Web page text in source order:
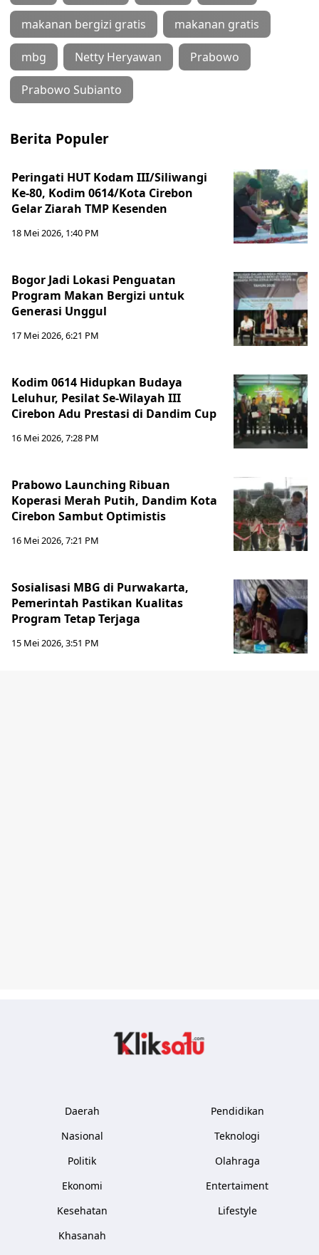
makanan bergizi gratis makanan gratis
mbg Netty Heryawan Prabowo
Prabowo Subianto
Berita Populer
Peringati HUT Kodam III/Siliwangi
Ke-80, Kodim 0614/Kota Cirebon
Gelar Ziarah TMP Kesenden
18 Mei 2026, 1:40 PM
Bogor Jadi Lokasi Penguatan
Program Makan Bergizi untuk
Generasi Unggul
17 Mei 2026, 6:21 PM
Kodim 0614 Hidupkan Budaya
Leluhur, Pesilat Se-Wilayah III
Cirebon Adu Prestasi di Dandim Cup
16 Mei 2026, 7:28 PM
Prabowo Launching Ribuan
Koperasi Merah Putih, Dandim Kota
Cirebon Sambut Optimistis
16 Mei 2026, 7:21 PM
Sosialisasi MBG di Purwakarta,
Pemerintah Pastikan Kualitas
Program Tetap Terjaga
15 Mei 2026, 3:51 PM
Daerah
Nasional
Politik
Ekonomi
Kesehatan
Khasanah
Pendidikan
Teknologi
Olahraga
Entertaiment
Lifestyle